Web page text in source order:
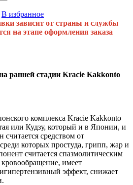
В избранное
зависит от страны и службы
на этапе оформления заказа
ранней стадии Kracie Kakkonto
комплекса Kracie Kakkonto
или Кудзу, который и в Японии, и
средством от
которых простуда, грипп, жар и
считается спазмолитическим
имеет
эффект, снижает